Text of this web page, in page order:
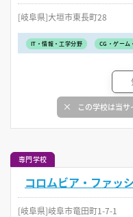
[岐阜県]大垣市東長町28
IT・情報・工学分野 CG・ゲーム
この学校は当
専門学校
コロムビア・ファッ
[岐阜県]岐阜市竜田町1-7-1